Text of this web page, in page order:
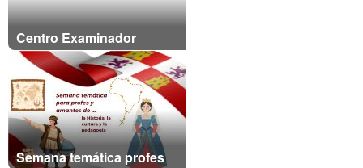
Centro Examinador
Semana temática profes